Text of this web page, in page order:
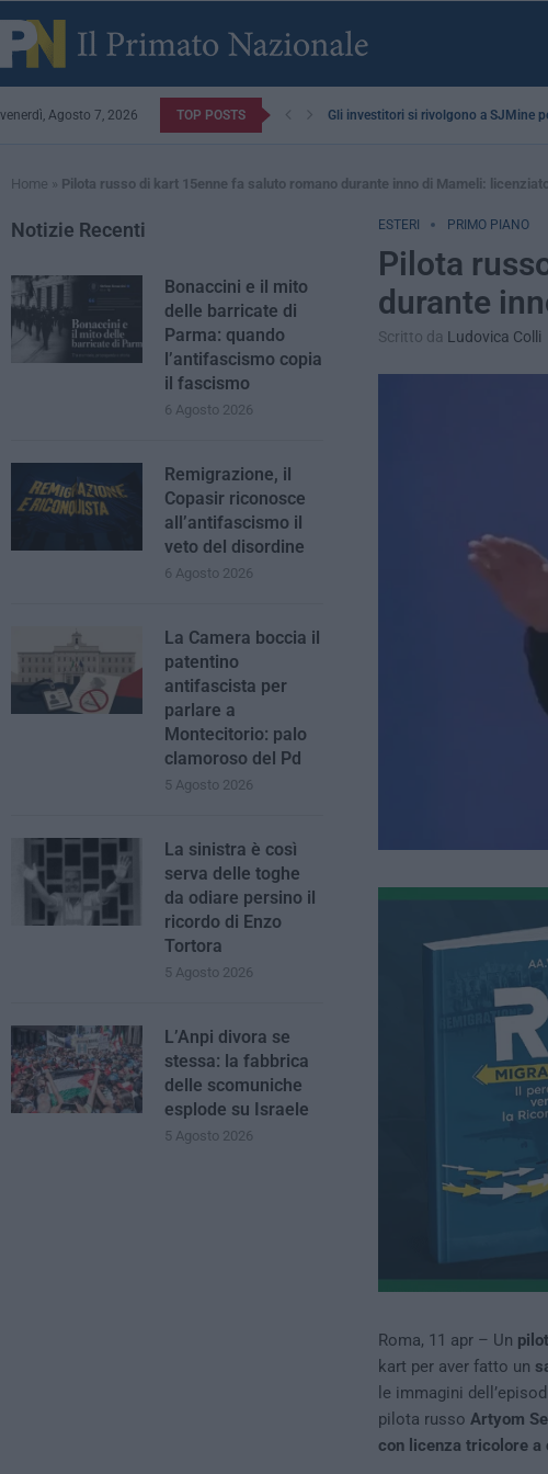
venerdì, Agosto 7, 2026 TOP POSTS Gli investitori si rivolgono a SJMine
Home » Pilota russo di kart 15enne fa saluto romano durante inno di Mameli:
ESTERI PRIMO PIANO
Pilota
durante
Scritto da Ludovica Colli
Roma, 11 apr – Un
kart per aver fatto un
le immagini
pilota russo Artyom
con licenza tricolore a
Notizie Recenti
Bonaccini e il mito
delle barricate di
Parma: quando
l’antifascismo copia
il fascismo
6 Agosto 2026
Remigrazione, il
Copasir riconosce
all’antifascismo il
veto del disordine
6 Agosto 2026
La Camera boccia il
patentino
antifascista per
parlare a
Montecitorio: palo
clamoroso del Pd
5 Agosto 2026
La sinistra è così
serva delle toghe
da odiare persino il
ricordo di Enzo
Tortora
5 Agosto 2026
L’Anpi divora se
stessa: la fabbrica
delle scomuniche
esplode su Israele
5 Agosto 2026